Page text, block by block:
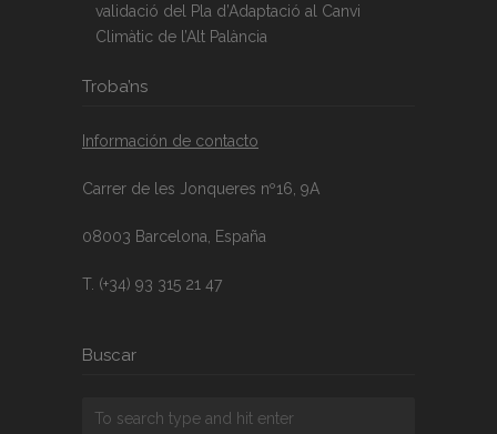
validació del Pla d’Adaptació al Canvi
Climàtic de l’Alt Palància
Troba’ns
Información de contacto
Carrer de les Jonqueres nº16, 9A
08003 Barcelona, España
T. (+34) 93 315 21 47
Buscar